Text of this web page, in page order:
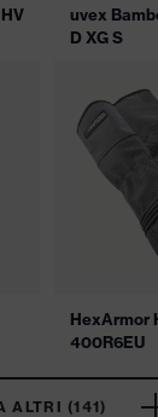
uvex
D XG S
HexArmor
400R6EU
ALTRI (141)